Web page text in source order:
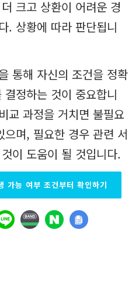
크고 상환이 어려운 경
. 상황에 따라 판단됩니
통해 자신의 조건을 정확
정하는 것이 중요합니
교 과정을 거치면 불필요
며, 필요한 경우 관련 서
이 도움이 될 것입니다.
가능 여부 조건부터 확인하기